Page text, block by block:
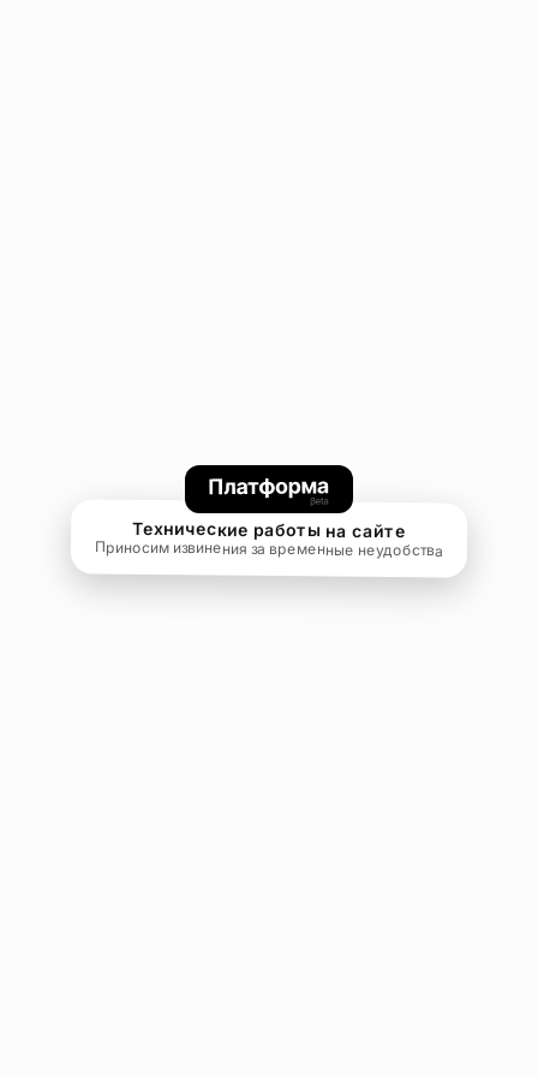
Технические работы на сайте
Приносим извинения за временные неудобства